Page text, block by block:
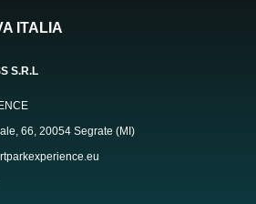
ITALIA
S.R.L
66, 20054 Segrate (MI)